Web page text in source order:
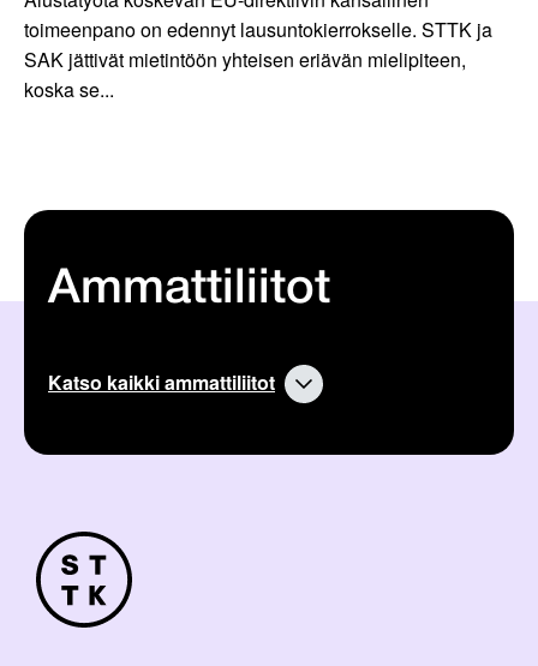
toimeenpano on edennyt lausuntokierrokselle. STTK ja
SAK jättivät mietintöön yhteisen eriävän mielipiteen,
koska se...
Ammattiliitot
Katso kaikki ammattiliitot